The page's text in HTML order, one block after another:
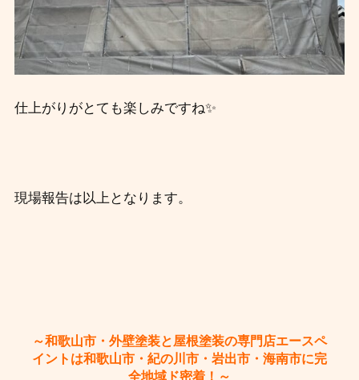
仕上がりがとても楽しみですね✨
現場報告は以上となります。
～和歌山市・外壁塗装と屋根塗装の専門店エースペ
イントは和歌山市・紀の川市・岩出市・海南市に完
全地域ド密着！～